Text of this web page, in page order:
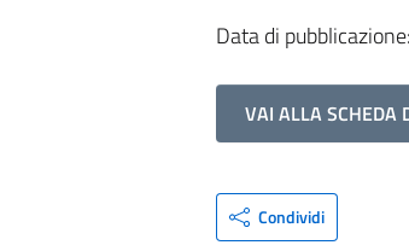
Data di
VAI ALLA SCHEDA
Condividi